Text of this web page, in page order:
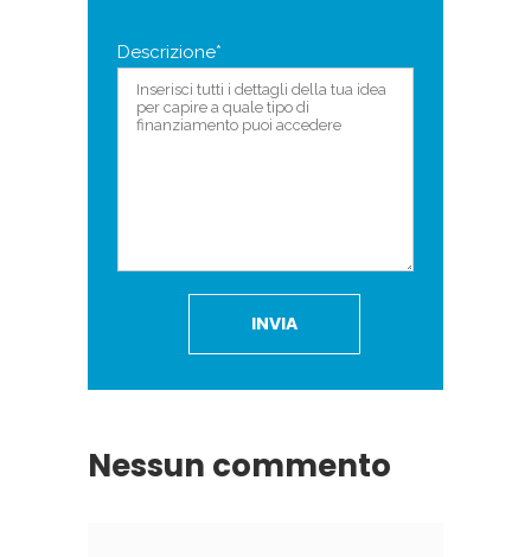
Descrizione*
Nessun commento